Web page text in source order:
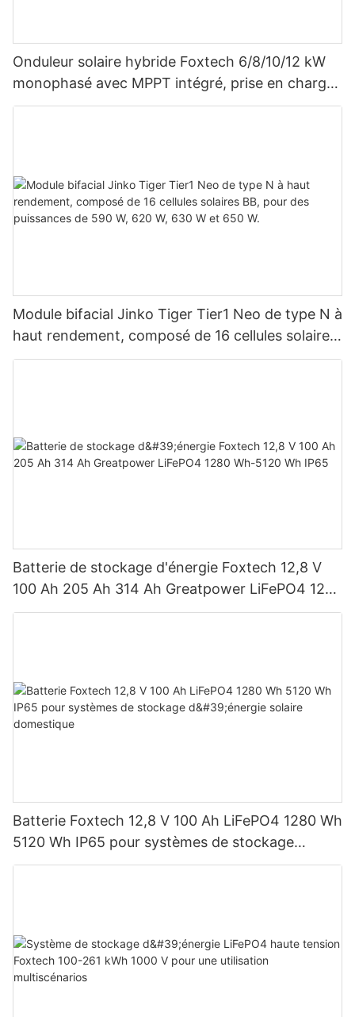
Onduleur solaire hybride Foxtech 6/8/10/12 kW
monophasé avec MPPT intégré, prise en charge
du montage en parallèle de 9 unités pour
Module bifacial Jinko Tiger Tier1 Neo de type N à
haut rendement, composé de 16 cellules solaires
BB, pour des puissances de 590 W, 620 W, 630
Batterie de stockage d'énergie Foxtech 12,8 V
100 Ah 205 Ah 314 Ah Greatpower LiFePO4 1280
Wh-5120 Wh IP65
Batterie Foxtech 12,8 V 100 Ah LiFePO4 1280 Wh
5120 Wh IP65 pour systèmes de stockage
d'énergie solaire domestique